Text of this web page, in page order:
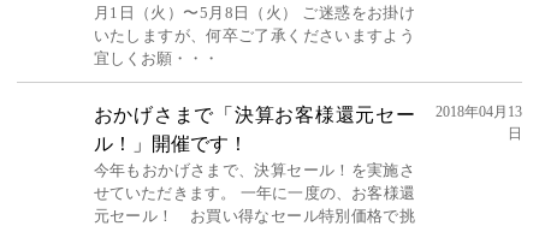
月1日（火）〜5月8日（火） ご迷惑をお掛け
いたしますが、何卒ご了承くださいますよう
宜しくお願・・・
おかげさまで「決算お客様還元セー
ル！」開催です！
今年もおかげさまで、決算セール！を実施さ
せていただきます。 一年に一度の、お客様還
元セール！ お買い得なセール特別価格で挑
2018年04月13
日